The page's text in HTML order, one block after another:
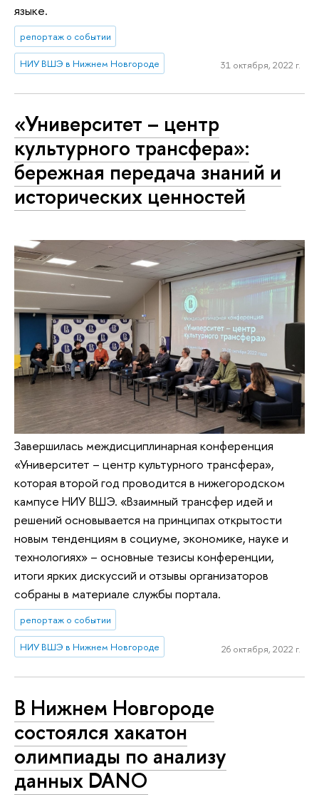
языке.
репортаж о событии
НИУ ВШЭ в Нижнем Новгороде 31 октября, 2022 г.
«Университет – центр
культурного трансфера»:
бережная передача знаний и
исторических ценностей
Завершилась междисциплинарная конференция
«Университет – центр культурного трансфера»,
которая второй год проводится в нижегородском
кампусе НИУ ВШЭ. «Взаимный трансфер идей и
решений основывается на принципах открытости
новым тенденциям в социуме, экономике, науке и
технологиях» – основные тезисы конференции,
итоги ярких дискуссий и отзывы организаторов
собраны в материале службы портала.
репортаж о событии
НИУ ВШЭ в Нижнем Новгороде 26 октября, 2022 г.
В Нижнем Новгороде
состоялся хакатон
олимпиады по анализу
данных DANO